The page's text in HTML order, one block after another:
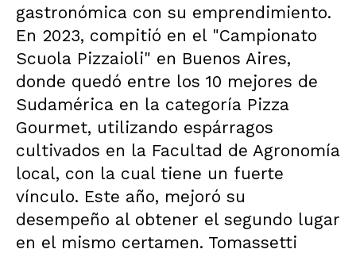
gastronómica con su emprendimiento.
En 2023, compitió en el "Campionato
Scuola Pizzaioli" en Buenos Aires,
donde quedó entre los 10 mejores de
Sudamérica en la categoría Pizza
Gourmet, utilizando espárragos
cultivados en la Facultad de Agronomía
local, con la cual tiene un fuerte
vínculo. Este año, mejoró su
desempeño al obtener el segundo lugar
en el mismo certamen. Tomassetti